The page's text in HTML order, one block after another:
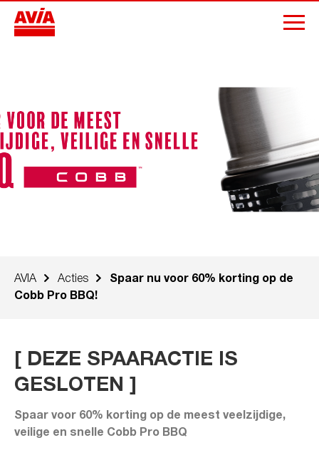
AVIA Acties
Spaar nu voor 60% korting op de
Cobb Pro BBQ!
[ DEZE SPAARACTIE IS
GESLOTEN ]
Spaar voor 60% korting op de meest veelzijdige,
veilige en snelle Cobb Pro BBQ